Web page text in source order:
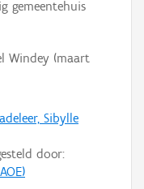
gemeentehuis
Windey (maart
Sibylle
door: